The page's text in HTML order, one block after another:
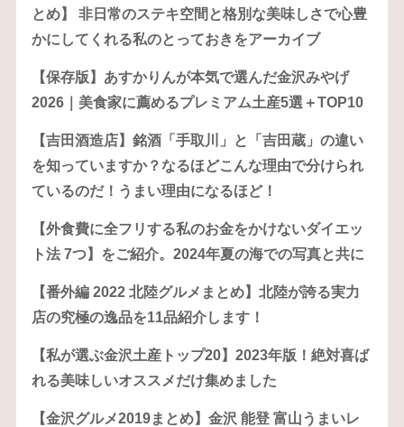
とめ】 非日常のステキ空間と格別な美味しさで心豊
かにしてくれる私のとっておきをアーカイブ
【保存版】あすかりんが本気で選んだ金沢みやげ
2026｜美食家に薦めるプレミアム土産5選＋TOP10
【吉田酒造店】銘酒「手取川」と「吉田蔵」の違い
を知っていますか？なるほどこんな理由で分けられ
ているのだ！うまい理由になるほど！
【外食費に全フリする私のお金をかけないダイエッ
ト法 7つ】をご紹介。2024年夏の海での写真と共に
【番外編 2022 北陸グルメまとめ】北陸が誇る実力
店の究極の逸品を11品紹介します！
【私が選ぶ金沢土産トップ20】2023年版！絶対喜ば
れる美味しいオススメだけ集めました
【金沢グルメ2019まとめ】金沢 能登 富山うまいレ